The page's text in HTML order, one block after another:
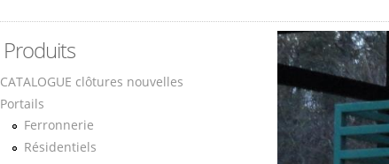
Produits
CATALOGUE clôtures nouvelles
Portails
Ferronnerie
Résidentiels